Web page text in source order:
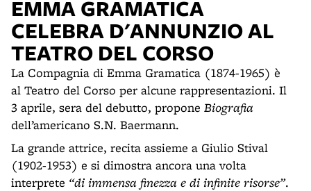
EMMA GRAMATICA
CELEBRA D'ANNUNZIO AL
TEATRO DEL CORSO
La Compagnia di Emma Gramatica (1874-1965) è
al Teatro del Corso per alcune rappresentazioni. Il
3 aprile, sera del debutto, propone Biografia
dell’americano S.N. Baermann.
La grande attrice, recita assieme a Giulio Stival
(1902-1953) e si dimostra ancora una volta
interprete “di immensa finezza e di infinite risorse”.